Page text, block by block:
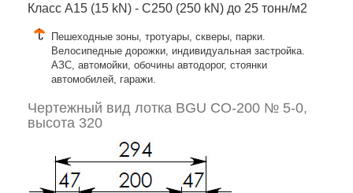
Класс A15 (15 kN) - C250 (250 kN) до 25 тонн/м2
Пешеходные зоны, тротуары, скверы, парки.
Велосипедные дорожки, индивидуальная застройка.
АЗС, автомойки, обочины автодорог, стоянки
автомобилей, гаражи.
Чертежный вид лотка BGU СО-200 № 5-0,
высота 320